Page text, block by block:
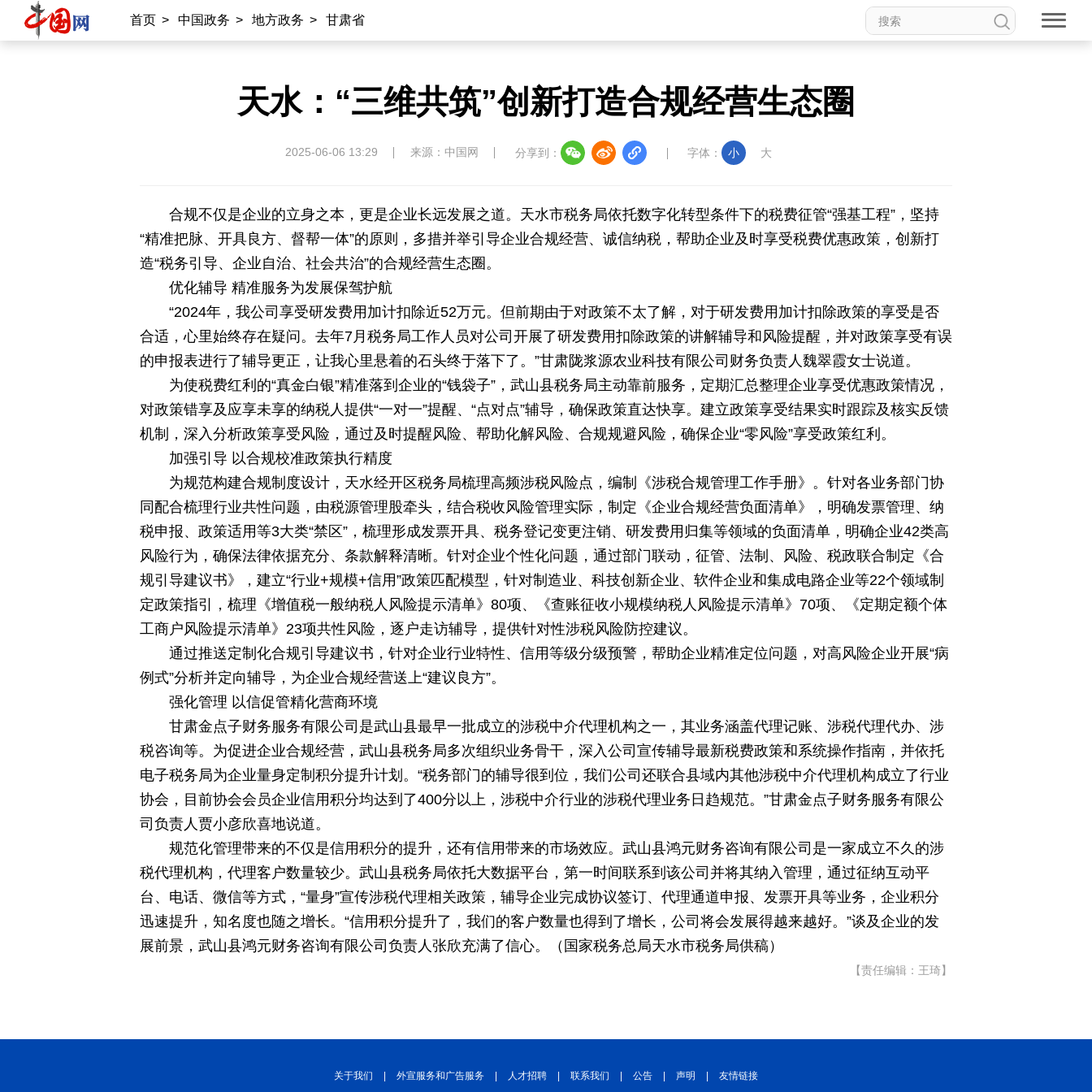
首页 > 中国政务 > 地方政务 > 甘肃省
天水：“三维共筑”创新打造合规经营生态圈
2025-06-06 13:29 来源：中国网 分享到： 字体： 小 大
合规不仅是企业的立身之本，更是企业长远发展之道。天水市税务局依托数字化转型条件下的税费征管“强基工程”，坚持
“精准把脉、开具良方、督帮一体”的原则，多措并举引导企业合规经营、诚信纳税，帮助企业及时享受税费优惠政策，创新打
造“税务引导、企业自治、社会共治”的合规经营生态圈。
优化辅导 精准服务为发展保驾护航
“2024年，我公司享受研发费用加计扣除近52万元。但前期由于对政策不太了解，对于研发费用加计扣除政策的享受是否
合适，心里始终存在疑问。去年7月税务局工作人员对公司开展了研发费用扣除政策的讲解辅导和风险提醒，并对政策享受有误
的申报表进行了辅导更正，让我心里悬着的石头终于落下了。”甘肃陇浆源农业科技有限公司财务负责人魏翠霞女士说道。
为使税费红利的“真金白银”精准落到企业的“钱袋子”，武山县税务局主动靠前服务，定期汇总整理企业享受优惠政策情况，
对政策错享及应享未享的纳税人提供“一对一”提醒、“点对点”辅导，确保政策直达快享。建立政策享受结果实时跟踪及核实反馈
机制，深入分析政策享受风险，通过及时提醒风险、帮助化解风险、合规规避风险，确保企业“零风险”享受政策红利。
加强引导 以合规校准政策执行精度
为规范构建合规制度设计，天水经开区税务局梳理高频涉税风险点，编制《涉税合规管理工作手册》。针对各业务部门协
同配合梳理行业共性问题，由税源管理股牵头，结合税收风险管理实际，制定《企业合规经营负面清单》，明确发票管理、纳
税申报、政策适用等3大类“禁区”，梳理形成发票开具、税务登记变更注销、研发费用归集等领域的负面清单，明确企业42类高
风险行为，确保法律依据充分、条款解释清晰。针对企业个性化问题，通过部门联动，征管、法制、风险、税政联合制定《合
规引导建议书》，建立“行业+规模+信用”政策匹配模型，针对制造业、科技创新企业、软件企业和集成电路企业等22个领域制
定政策指引，梳理《增值税一般纳税人风险提示清单》80项、《查账征收小规模纳税人风险提示清单》70项、《定期定额个体
工商户风险提示清单》23项共性风险，逐户走访辅导，提供针对性涉税风险防控建议。
通过推送定制化合规引导建议书，针对企业行业特性、信用等级分级预警，帮助企业精准定位问题，对高风险企业开展“病
例式”分析并定向辅导，为企业合规经营送上“建议良方”。
强化管理 以信促管精化营商环境
甘肃金点子财务服务有限公司是武山县最早一批成立的涉税中介代理机构之一，其业务涵盖代理记账、涉税代理代办、涉
税咨询等。为促进企业合规经营，武山县税务局多次组织业务骨干，深入公司宣传辅导最新税费政策和系统操作指南，并依托
电子税务局为企业量身定制积分提升计划。“税务部门的辅导很到位，我们公司还联合县域内其他涉税中介代理机构成立了行业
协会，目前协会会员企业信用积分均达到了400分以上，涉税中介行业的涉税代理业务日趋规范。”甘肃金点子财务服务有限公
司负责人贾小彦欣喜地说道。
规范化管理带来的不仅是信用积分的提升，还有信用带来的市场效应。武山县鸿元财务咨询有限公司是一家成立不久的涉
税代理机构，代理客户数量较少。武山县税务局依托大数据平台，第一时间联系到该公司并将其纳入管理，通过征纳互动平
台、电话、微信等方式，“量身”宣传涉税代理相关政策，辅导企业完成协议签订、代理通道申报、发票开具等业务，企业积分
迅速提升，知名度也随之增长。“信用积分提升了，我们的客户数量也得到了增长，公司将会发展得越来越好。”谈及企业的发
展前景，武山县鸿元财务咨询有限公司负责人张欣充满了信心。（国家税务总局天水市税务局供稿）
【责任编辑：王琦】
关于我们 外宣服务和广告服务 人才招聘 联系我们 公告 声明 友情链接